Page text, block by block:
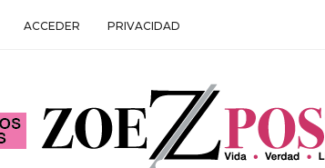
ACCEDER PRIVACIDAD